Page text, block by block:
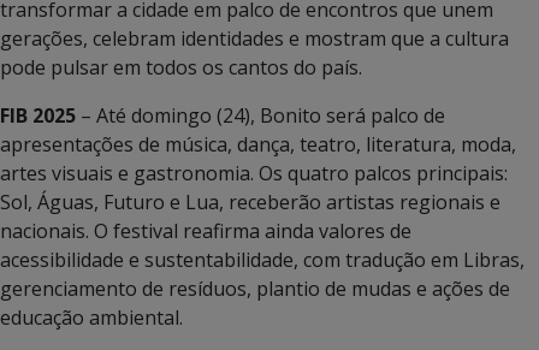
transformar a cidade em palco de encontros que unem
gerações, celebram identidades e mostram que a cultura
pode pulsar em todos os cantos do país.
FIB 2025 – Até domingo (24), Bonito será palco de
apresentações de música, dança, teatro, literatura, moda,
artes visuais e gastronomia. Os quatro palcos principais:
Sol, Águas, Futuro e Lua, receberão artistas regionais e
nacionais. O festival reafirma ainda valores de
acessibilidade e sustentabilidade, com tradução em Libras,
gerenciamento de resíduos, plantio de mudas e ações de
educação ambiental.